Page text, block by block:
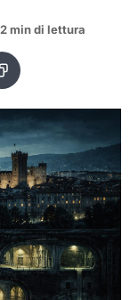
2 min di lettura